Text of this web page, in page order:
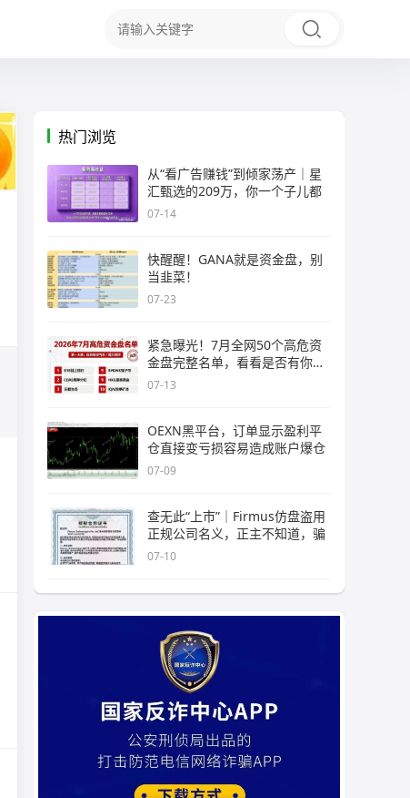
热门浏览
从“看广告赚钱”到倾家荡产｜星
汇甄选的209万，你一个子儿都
07-14
快醒醒！GANA就是资金盘，别
当韭菜！
07-23
紧急曝光！7月全网50个高危资
金盘完整名单，看看是否有你正
在
07-13
OEXN黑平台，订单显示盈利平
仓直接变亏损容易造成账户爆仓
07-09
查无此“上市”｜Firmus仿盘盗用
正规公司名义，正主不知道，骗
07-10